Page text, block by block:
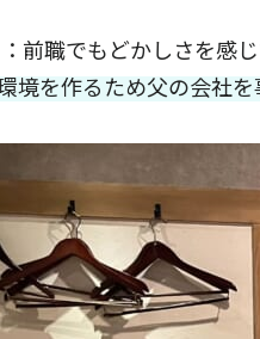
：前職でもどかしさを
境を作るため父の会社